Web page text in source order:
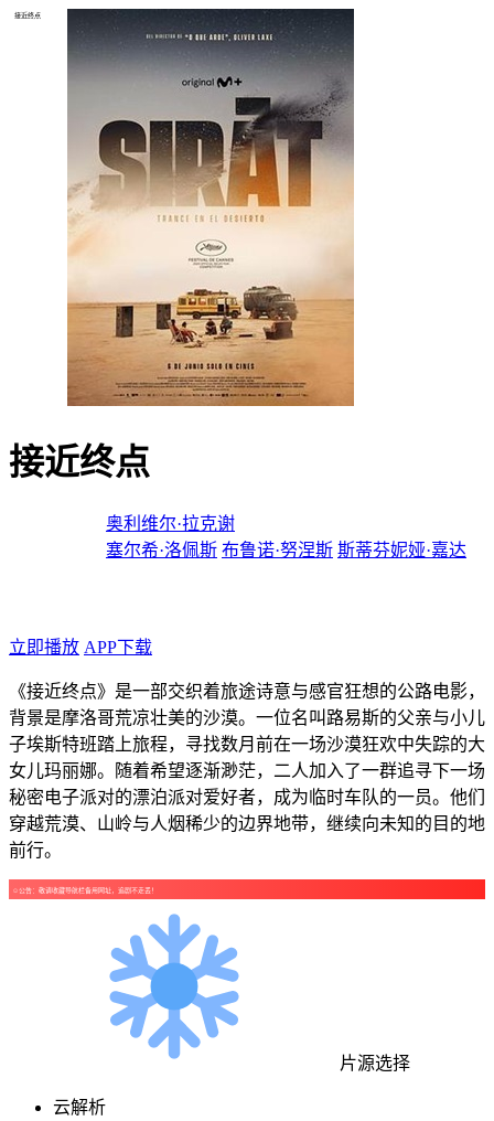
接近终点
接近终点
奥利维尔·拉克谢
塞尔希·洛佩斯 布鲁诺·努涅斯 斯蒂芬妮娅·嘉达
立即播放 APP下载
《接近终点》是一部交织着旅途诗意与感官狂想的公路电影，
背景是摩洛哥荒凉壮美的沙漠。一位名叫路易斯的父亲与小儿
子埃斯特班踏上旅程，寻找数月前在一场沙漠狂欢中失踪的大
女儿玛丽娜。随着希望逐渐渺茫，二人加入了一群追寻下一场
秘密电子派对的漂泊派对爱好者，成为临时车队的一员。他们
穿越荒漠、山岭与人烟稀少的边界地带，继续向未知的目的地
前行。
☺公告：敬请收藏导航栏备用网址，追剧不走丢！
片源选择
云解析